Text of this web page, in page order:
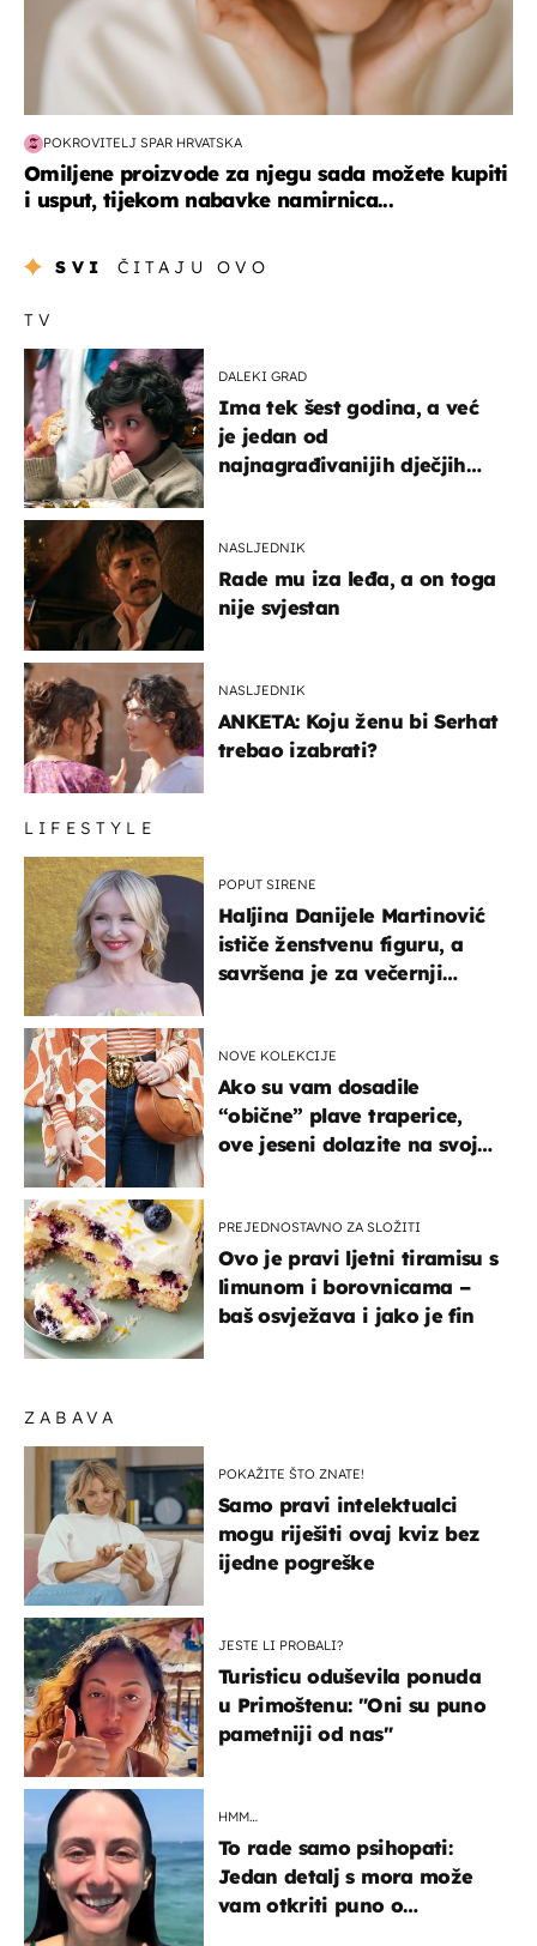
POKROVITELJ SPAR HRVATSKA
Omiljene proizvode za njegu sada možete kupiti
i usput, tijekom nabavke namirnica...
SVI ČITAJU OVO
ZABAVA
POKAŽITE ŠTO ZNATE!
Samo pravi intelektualci
mogu riješiti ovaj kviz bez
ijedne pogreške
JESTE LI PROBALI?
Turisticu oduševila ponuda
u Primoštenu: "Oni su puno
pametniji od nas"
HMM…
To rade samo psihopati:
Jedan detalj s mora može
vam otkriti puno o
TV
DALEKI GRAD
Ima tek šest godina, a već
je jedan od
najnagrađivanijih dječjih
NASLJEDNIK
Rade mu iza leđa, a on toga
nije svjestan
NASLJEDNIK
ANKETA: Koju ženu bi Serhat
trebao izabrati?
LIFESTYLE
POPUT SIRENE
Haljina Danijele Martinović
ističe ženstvenu figuru, a
savršena je za večernji
NOVE KOLEKCIJE
Ako su vam dosadile
“obične” plave traperice,
ove jeseni dolazite na svoje
PREJEDNOSTAVNO ZA SLOŽITI
Ovo je pravi ljetni tiramisu s
limunom i borovnicama –
baš osvježava i jako je fin